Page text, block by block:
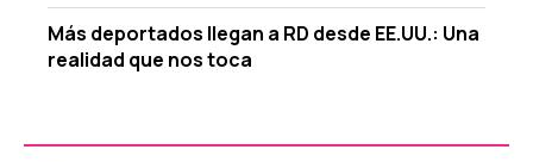
Más deportados llegan a RD desde EE.UU.: Una
realidad que nos toca